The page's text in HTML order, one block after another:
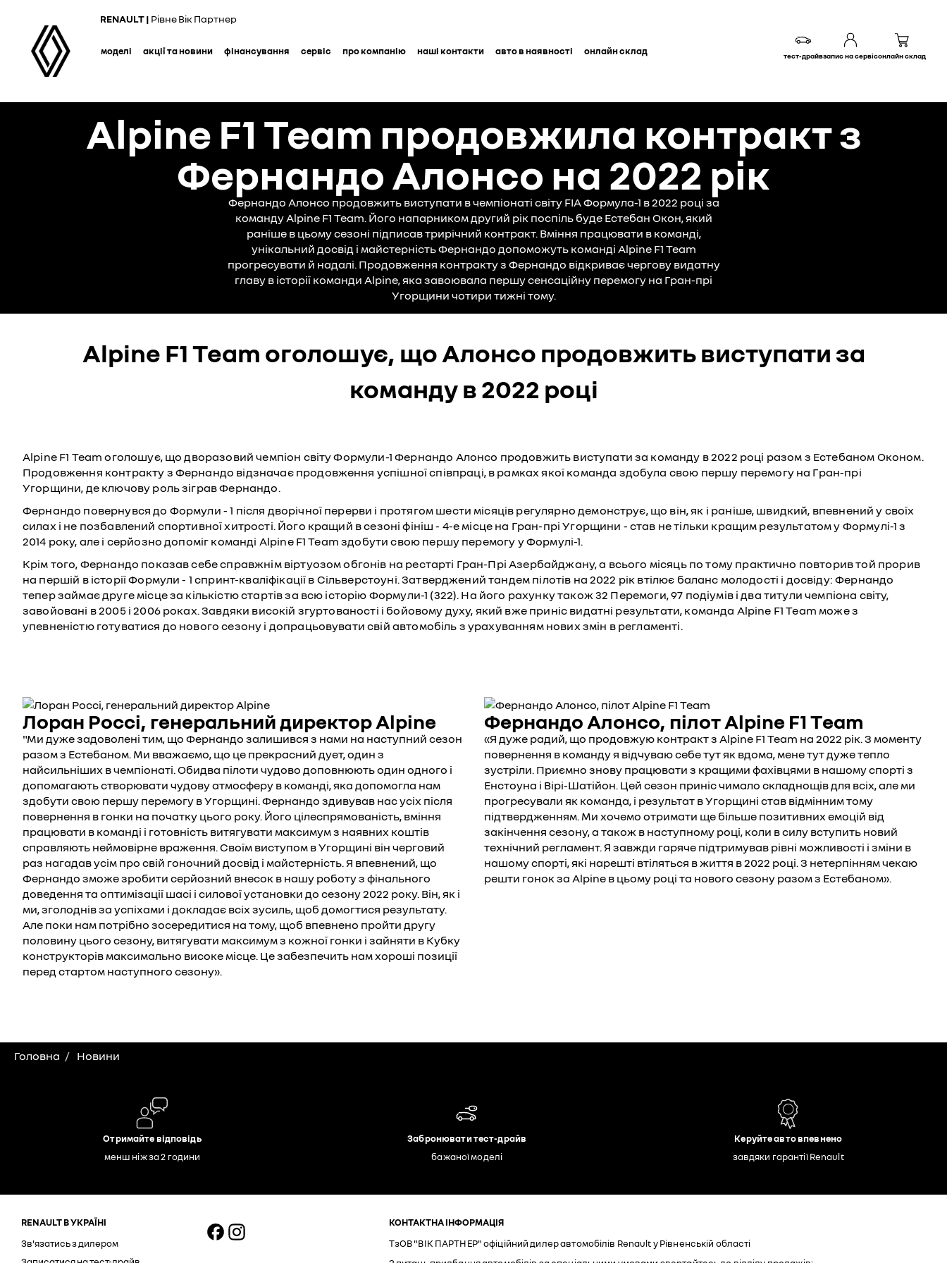
content
RENAULT | Рівне Вік Партнер
моделі акції та новини фінансування сервіс про компанію наші контакти авто в наявності онлайн склад тест-драйвзапис на сервісонлайн склад
Alpine F1 Team продовжила контракт з
Фернандо Алонсо на 2022 рік
Фернандо Алонсо продовжить виступати в чемпіонаті світу FIA Формула-1 в 2022 році за
команду Alpine F1 Team. Його напарником другий рік поспіль буде Естебан Окон, який
раніше в цьому сезоні підписав трирічний контракт. Вміння працювати в команді,
унікальний досвід і майстерність Фернандо допоможуть команді Alpine F1 Team
прогресувати й надалі. Продовження контракту з Фернандо відкриває чергову видатну
главу в історії команди Alpine, яка завоювала першу сенсаційну перемогу на Гран-прі
Угорщини чотири тижні тому.
Alpine F1 Team оголошує, що Алонсо продовжить виступати за
команду в 2022 році
Alpine F1 Team оголошує, що дворазовий чемпіон світу Формули-1 Фернандо Алонсо продовжить виступати за команду в 2022 році разом з Естебаном Оконом.
Продовження контракту з Фернандо відзначає продовження успішної співпраці, в рамках якої команда здобула свою першу перемогу на Гран-прі
Угорщини, де ключову роль зіграв Фернандо.
Фернандо повернувся до Формули - 1 після дворічної перерви і протягом шести місяців регулярно демонструє, що він, як і раніше, швидкий, впевнений у своїх
силах і не позбавлений спортивної хитрості. Його кращий в сезоні фініш - 4-е місце на Гран-прі Угорщини - став не тільки кращим результатом у Формулі-1 з
2014 року, але і серйозно допоміг команді Alpine F1 Team здобути свою першу перемогу у Формулі-1.
Крім того, Фернандо показав себе справжнім віртуозом обгонів на рестарті Гран-Прі Азербайджану, а всього місяць по тому практично повторив той прорив
на першій в історії Формули - 1 спринт-кваліфікації в Сільверстоуні. Затверджений тандем пілотів на 2022 рік втілює баланс молодості і досвіду: Фернандо
тепер займає друге місце за кількістю стартів за всю історію Формули-1 (322). На його рахунку також 32 Перемоги, 97 подіумів і два титули чемпіона світу,
завойовані в 2005 і 2006 роках. Завдяки високій згуртованості і бойовому духу, який вже приніс видатні результати, команда Alpine F1 Team може з
упевненістю готуватися до нового сезону і допрацьовувати свій автомобіль з урахуванням нових змін в регламенті.
Лоран Россі, генеральний директор Alpine
"Ми дуже задоволені тим, що Фернандо залишився з нами на наступний сезон
разом з Естебаном. Ми вважаємо, що це прекрасний дует, один з
найсильніших в чемпіонаті. Обидва пілоти чудово доповнюють один одного і
допомагають створювати чудову атмосферу в команді, яка допомогла нам
здобути свою першу перемогу в Угорщині. Фернандо здивував нас усіх після
повернення в гонки на початку цього року. Його цілеспрямованість, вміння
працювати в команді і готовність витягувати максимум з наявних коштів
справляють неймовірне враження. Своїм виступом в Угорщині він черговий
раз нагадав усім про свій гоночний досвід і майстерність. Я впевнений, що
Фернандо зможе зробити серйозний внесок в нашу роботу з фінального
доведення та оптимізації шасі і силової установки до сезону 2022 року. Він, як і
ми, зголоднів за успіхами і докладає всіх зусиль, щоб домогтися результату.
Але поки нам потрібно зосередитися на тому, щоб впевнено пройти другу
половину цього сезону, витягувати максимум з кожної гонки і зайняти в Кубку
конструкторів максимально високе місце. Це забезпечить нам хороші позиції
перед стартом наступного сезону».
Фернандо Алонсо, пілот Alpine F1 Team
«Я дуже радий, що продовжую контракт з Alpine F1 Team на 2022 рік. З моменту
повернення в команду я відчуваю себе тут як вдома, мене тут дуже тепло
зустріли. Приємно знову працювати з кращими фахівцями в нашому спорті з
Енстоуна і Вірі-Шатійон. Цей сезон приніс чимало складнощів для всіх, але ми
прогресували як команда, і результат в Угорщині став відмінним тому
підтвердженням. Ми хочемо отримати ще більше позитивних емоцій від
закінчення сезону, а також в наступному році, коли в силу вступить новий
технічний регламент. Я завжди гаряче підтримував рівні можливості і зміни в
нашому спорті, які нарешті втіляться в життя в 2022 році. З нетерпінням чекаю
решти гонок за Alpine в цьому році та нового сезону разом з Естебаном».
Головна Новини
Отримайте відповідь
менш ніж за 2 години
Забронювати тест-драйв
бажаної моделі
Керуйте авто впевнено
завдяки гарантії Renault
RENAULT В УКРАЇНІ
Зв'язатись з дилером
КОНТАКТНА ІНФОРМАЦІЯ
ТзОВ "ВІК ПАРТНЕР" офіційний дилер автомобілів Renault у Рівненській області